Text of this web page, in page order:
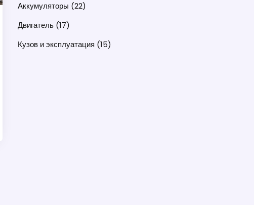
Аккумуляторы (22)
Двигатель (17)
Кузов и эксплуатация (15)